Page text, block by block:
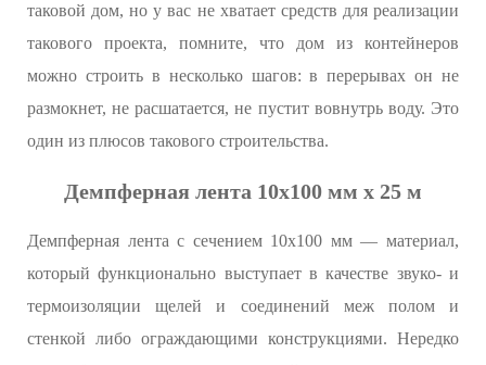
таковой дом, но у вас не хватает средств для реализации
такового проекта, помните, что дом из контейнеров
можно строить в несколько шагов: в перерывах он не
размокнет, не расшатается, не пустит вовнутрь воду. Это
один из плюсов такового строительства.
Демпферная лента 10x100 мм х 25 м
Демпферная лента с сечением 10x100 мм — материал,
который функционально выступает в качестве звуко- и
термоизоляции щелей и соединений меж полом и
стенкой либо ограждающими конструкциями. Нередко